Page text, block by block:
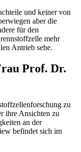
und keiner von
aber die
für den
mehr
Antrieb sehe.
Prof. Dr.
zu
ihre Ansichten zu
an der
befindet sich im